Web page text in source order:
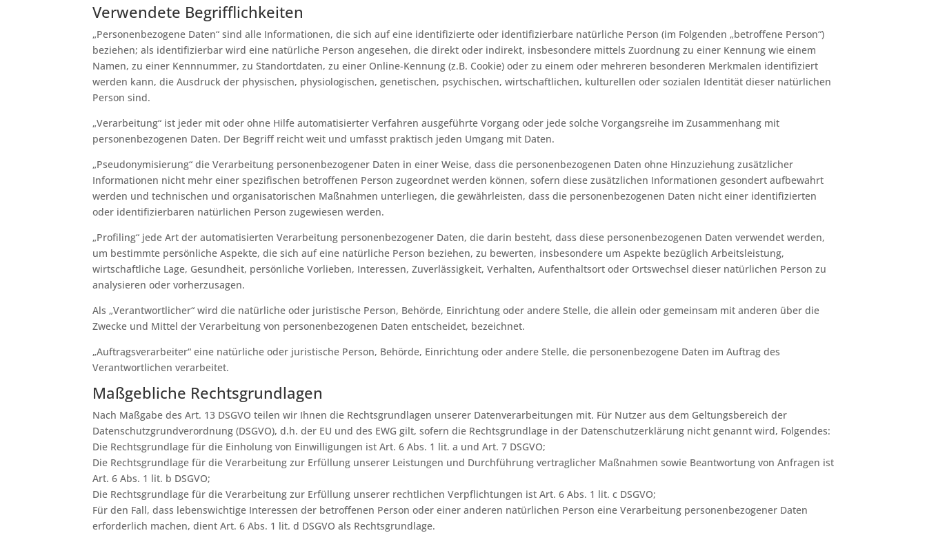
Verwendete Begrifflichkeiten
„Personenbezogene Daten“ sind alle Informationen, die sich auf eine identifizierte oder identifizierbare natürliche Person (im Folgenden „betroffene Person“)
beziehen; als identifizierbar wird eine natürliche Person angesehen, die direkt oder indirekt, insbesondere mittels Zuordnung zu einer Kennung wie einem
Namen, zu einer Kennnummer, zu Standortdaten, zu einer Online-Kennung (z.B. Cookie) oder zu einem oder mehreren besonderen Merkmalen identifiziert
werden kann, die Ausdruck der physischen, physiologischen, genetischen, psychischen, wirtschaftlichen, kulturellen oder sozialen Identität dieser natürlichen
Person sind.
„Verarbeitung“ ist jeder mit oder ohne Hilfe automatisierter Verfahren ausgeführte Vorgang oder jede solche Vorgangsreihe im Zusammenhang mit
personenbezogenen Daten. Der Begriff reicht weit und umfasst praktisch jeden Umgang mit Daten.
„Pseudonymisierung“ die Verarbeitung personenbezogener Daten in einer Weise, dass die personenbezogenen Daten ohne Hinzuziehung zusätzlicher
Informationen nicht mehr einer spezifischen betroffenen Person zugeordnet werden können, sofern diese zusätzlichen Informationen gesondert aufbewahrt
werden und technischen und organisatorischen Maßnahmen unterliegen, die gewährleisten, dass die personenbezogenen Daten nicht einer identifizierten
oder identifizierbaren natürlichen Person zugewiesen werden.
„Profiling“ jede Art der automatisierten Verarbeitung personenbezogener Daten, die darin besteht, dass diese personenbezogenen Daten verwendet werden,
um bestimmte persönliche Aspekte, die sich auf eine natürliche Person beziehen, zu bewerten, insbesondere um Aspekte bezüglich Arbeitsleistung,
wirtschaftliche Lage, Gesundheit, persönliche Vorlieben, Interessen, Zuverlässigkeit, Verhalten, Aufenthaltsort oder Ortswechsel dieser natürlichen Person zu
analysieren oder vorherzusagen.
Als „Verantwortlicher“ wird die natürliche oder juristische Person, Behörde, Einrichtung oder andere Stelle, die allein oder gemeinsam mit anderen über die
Zwecke und Mittel der Verarbeitung von personenbezogenen Daten entscheidet, bezeichnet.
„Auftragsverarbeiter“ eine natürliche oder juristische Person, Behörde, Einrichtung oder andere Stelle, die personenbezogene Daten im Auftrag des
Verantwortlichen verarbeitet.
Maßgebliche Rechtsgrundlagen
Nach Maßgabe des Art. 13 DSGVO teilen wir Ihnen die Rechtsgrundlagen unserer Datenverarbeitungen mit. Für Nutzer aus dem Geltungsbereich der
Datenschutzgrundverordnung (DSGVO), d.h. der EU und des EWG gilt, sofern die Rechtsgrundlage in der Datenschutzerklärung nicht genannt wird, Folgendes:
Die Rechtsgrundlage für die Einholung von Einwilligungen ist Art. 6 Abs. 1 lit. a und Art. 7 DSGVO;
Die Rechtsgrundlage für die Verarbeitung zur Erfüllung unserer Leistungen und Durchführung vertraglicher Maßnahmen sowie Beantwortung von Anfragen ist
Art. 6 Abs. 1 lit. b DSGVO;
Die Rechtsgrundlage für die Verarbeitung zur Erfüllung unserer rechtlichen Verpflichtungen ist Art. 6 Abs. 1 lit. c DSGVO;
Für den Fall, dass lebenswichtige Interessen der betroffenen Person oder einer anderen natürlichen Person eine Verarbeitung personenbezogener Daten
erforderlich machen, dient Art. 6 Abs. 1 lit. d DSGVO als Rechtsgrundlage.